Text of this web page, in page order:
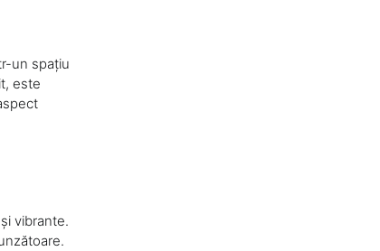
un spațiu
este
vibrante.